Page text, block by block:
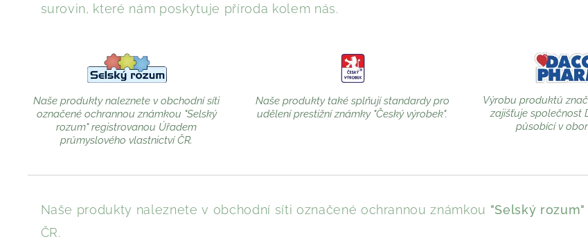
surovin, které nám poskytuje příroda kolem nás.
Naše produkty naleznete v obchodní síti
označené ochrannou známkou "Selský
rozum" registrovanou Úřadem
průmyslového vlastnictví ČR.
Naše produkty také splňují standardy pro
udělení prestižní známky "Český výrobek".
Výrobu produktů
zajišťuje společnost
působící v
Naše produkty naleznete v obchodní síti označené ochrannou známkou "Selský rozum"
ČR.